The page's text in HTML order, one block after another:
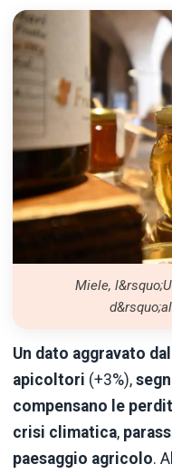
Miele,
Un dato aggravato
apicoltori (+3%),
compensano le
crisi climatica,
paesaggio agricolo.